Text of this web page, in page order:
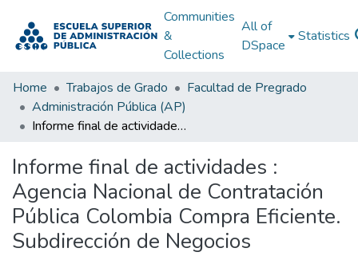
Communities
&
Collections
All of
DSpace
Statistics
Home Trabajos de Grado
Facultad de Pregrado
Administración Pública (AP)
Informe final de actividades : Agencia Nacional de Contratación Pública Colombia Compra Eficiente. Subdirección de Negocios
Informe final de actividades :
Agencia Nacional de Contratación
Pública Colombia Compra Eficiente.
Subdirección de Negocios